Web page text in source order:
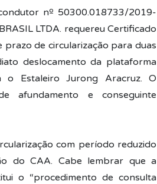
nº 50300.018733/2019-
LTDA. requereu Certificado
de circularização para duas
deslocamento da plataforma
o Estaleiro Jurong Aracruz. O
afundamento e conseguinte
com período reduzido
do CAA. Cabe lembrar que a
o “procedimento de consulta